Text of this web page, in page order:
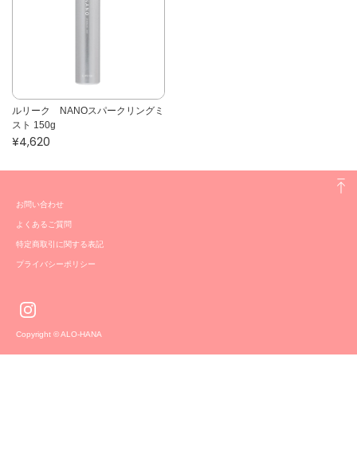
ルリーク NANOスパークリングミ
スト 150g
¥4,620
お問い合わせ
よくあるご質問
特定商取引に関する表記
プライバシーポリシー
Copyright © ALO-HANA